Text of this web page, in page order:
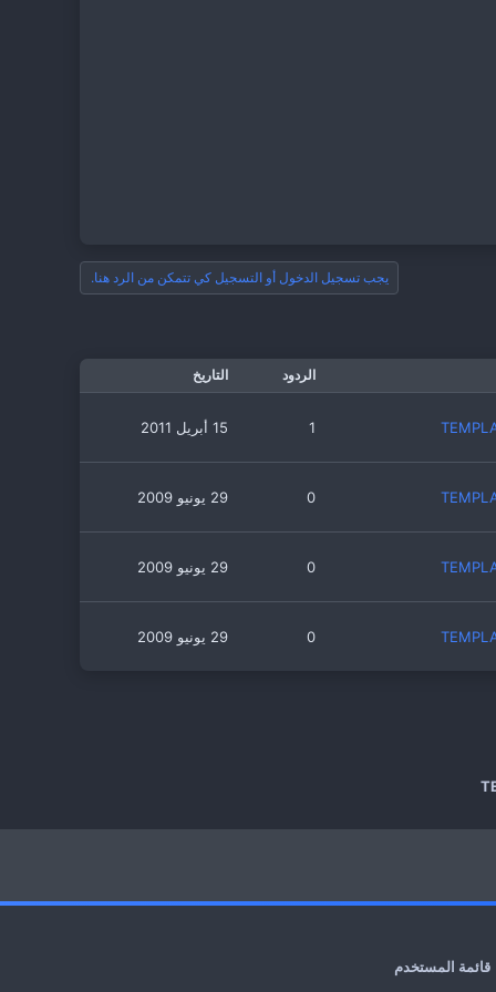
يجب تسجيل الدخول أو التسجيل كي تتمكن من الرد هنا.
الردود التاريخ
1 15 أبريل 2011
0 29 يونيو 2009
0 29 يونيو 2009
0 29 يونيو 2009
قائمة المستخدم